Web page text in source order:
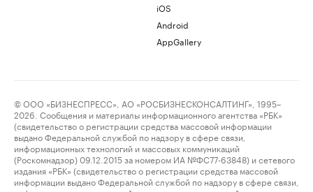
iOS
Android
AppGallery
© ООО «БИЗНЕСПРЕСС», АО «РОСБИЗНЕСКОНСАЛТИНГ», 1995–
2026. Сообщения и материалы информационного агентства «РБК»
(свидетельство о регистрации средства массовой информации
выдано Федеральной службой по надзору в сфере связи,
информационных технологий и массовых коммуникаций
(Роскомнадзор) 09.12.2015 за номером ИА №ФС77-63848) и сетевого
издания «РБК» (свидетельство о регистрации средства массовой
информации выдано Федеральной службой по надзору в сфере связи,